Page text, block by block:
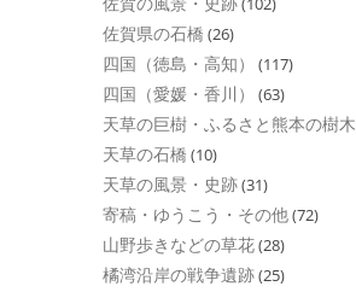
佐賀県の石橋 (26)
四国（徳島・高知） (117)
四国（愛媛・香川） (63)
天草の巨樹・ふるさと熊本の樹木
天草の石橋 (10)
天草の風景・史跡(31)
寄稿・ゆうこう・その他(72)
山野歩きなどの草花(28)
橘湾沿岸の戦争遺跡(25)